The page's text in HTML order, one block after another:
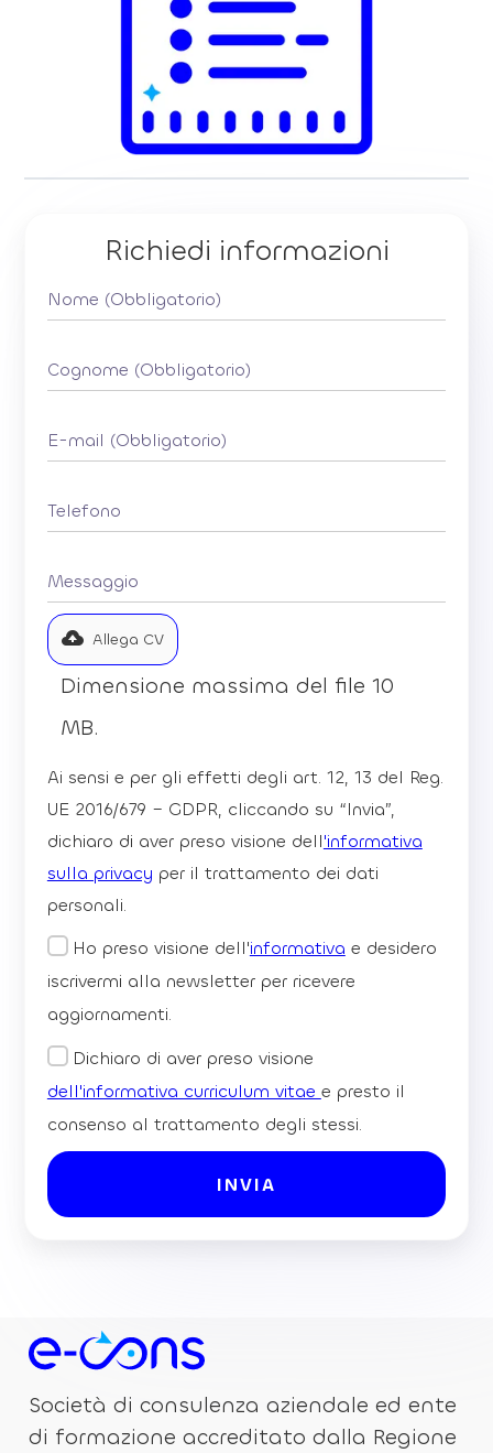
Richiedi informazioni
Allega CV
Dimensione massima del file 10
MB.
Ai sensi e per gli effetti degli art. 12, 13 del Reg.
UE 2016/679 – GDPR, cliccando su “Invia”,
dichiaro di aver preso visione dell'informativa
sulla privacy per il trattamento dei dati
personali.
Ho preso visione dell'informativa e desidero
iscrivermi alla newsletter per ricevere
aggiornamenti.
Dichiaro di aver preso visione
dell'informativa curriculum vitae e presto il
consenso al trattamento degli stessi.
Società di consulenza aziendale ed ente
di formazione accreditato dalla Regione